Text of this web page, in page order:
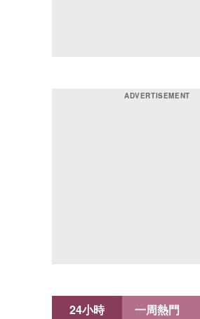
24小時 一周熱門